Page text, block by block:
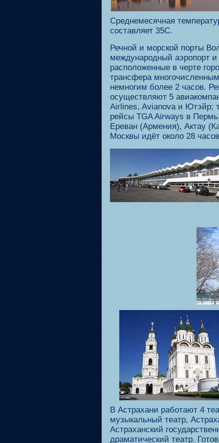
Среднемесячная
составляет 35С.
Речной и морской порты
международный аэропорт
расположенные в черте
трансфера
немногим более 2 часов.
осуществляют 5
Airlines, Avianova и Ютэйр;
рейсы TGA Airways в
Ереван (Армения), Актау
Москвы идёт около 28
В Астрахани работают 4
музыкальный театр,
Астраханский
драматический театр.